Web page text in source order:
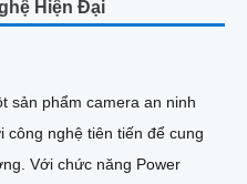
Hiện Đại
sản phẩm camera an ninh
nghệ tiên tiến để cung